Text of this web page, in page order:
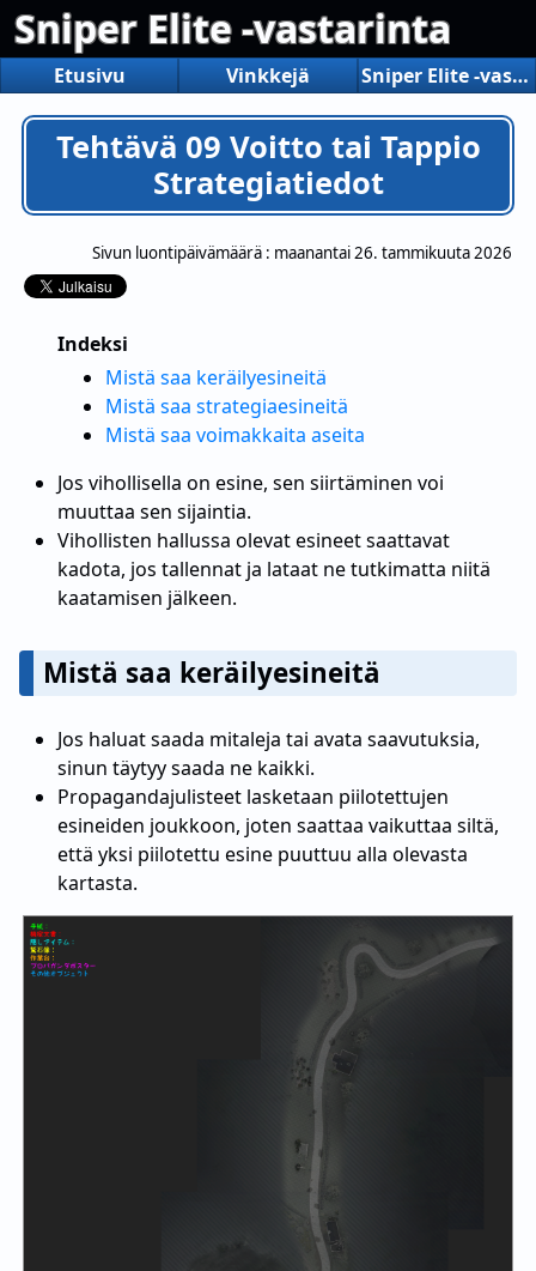
Sniper Elite -vastarinta
Etusivu Vinkkejä Sniper Elite -vastarinta
Tehtävä 09 Voitto tai Tappio
Strategiatiedot
Sivun luontipäivämäärä : maanantai 26. tammikuuta 2026
Indeksi
Mistä saa keräilyesineitä
Mistä saa strategiaesineitä
Mistä saa voimakkaita aseita
Jos vihollisella on esine, sen siirtäminen voi
muuttaa sen sijaintia.
Vihollisten hallussa olevat esineet saattavat
kadota, jos tallennat ja lataat ne tutkimatta niitä
kaatamisen jälkeen.
Mistä saa keräilyesineitä
Jos haluat saada mitaleja tai avata saavutuksia,
sinun täytyy saada ne kaikki.
Propagandajulisteet lasketaan piilotettujen
esineiden joukkoon, joten saattaa vaikuttaa siltä,
että yksi piilotettu esine puuttuu alla olevasta
kartasta.